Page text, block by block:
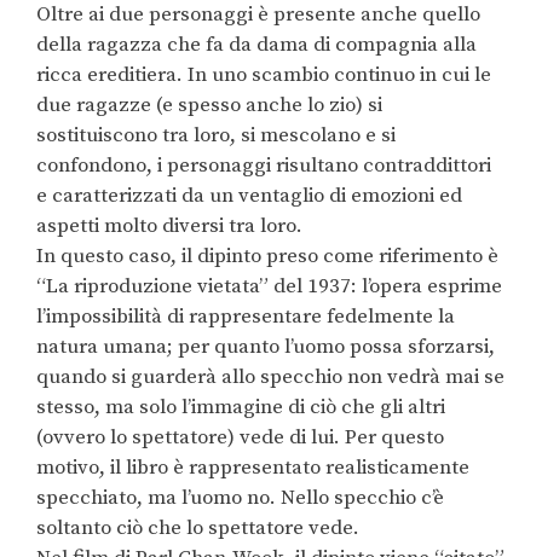
Oltre ai due personaggi è presente anche quello
della ragazza che fa da dama di compagnia alla
ricca ereditiera. In uno scambio continuo in cui le
due ragazze (e spesso anche lo zio) si
sostituiscono tra loro, si mescolano e si
confondono, i personaggi risultano contraddittori
e caratterizzati da un ventaglio di emozioni ed
aspetti molto diversi tra loro.
In questo caso, il dipinto preso come riferimento è
“La riproduzione vietata” del 1937: l’opera esprime
l’impossibilità di rappresentare fedelmente la
natura umana; per quanto l’uomo possa sforzarsi,
quando si guarderà allo specchio non vedrà mai se
stesso, ma solo l’immagine di ciò che gli altri
(ovvero lo spettatore) vede di lui. Per questo
motivo, il libro è rappresentato realisticamente
specchiato, ma l’uomo no. Nello specchio c’è
soltanto ciò che lo spettatore vede.